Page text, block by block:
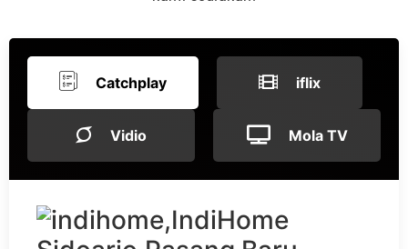
Catchplay iflix
Vidio Mola TV